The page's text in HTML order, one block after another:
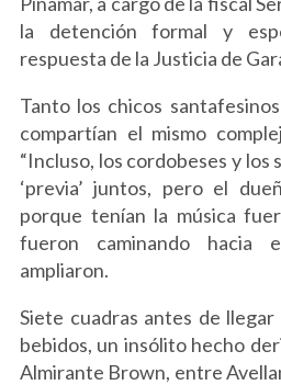
la detención formal y
respuesta de la Justicia de
Tanto los chicos
compartían el mismo
“Incluso, los cordobeses y
‘previa’ juntos, pero el
porque tenían la música
fueron caminando hacia
ampliaron.
Siete cuadras antes de
bebidos, un insólito hecho
Almirante Brown, entre